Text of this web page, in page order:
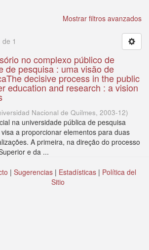
Mostrar filtros avanzados
1
no complexo público de
de pesquisa : uma visão de
decisive process in the public
education and research : a vision
Nacional de Quilmes, 2003-12)
na universidade pública de pesquisa
a proporcionar elementos para duas
A primeira, na direção do processo
e da ...
| Sugerencias | Estadísticas | Política del
Sitio